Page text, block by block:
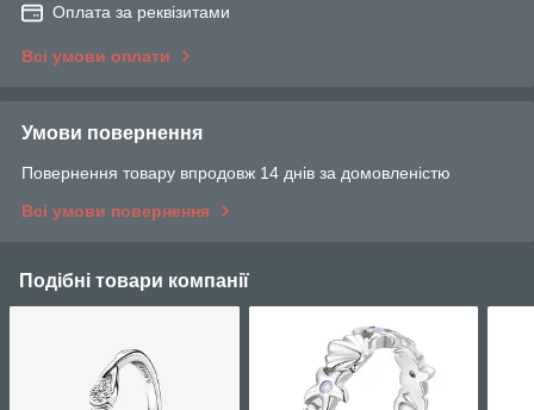
Оплата за реквізитами
Всі умови оплати
Умови повернення
Повернення товару впродовж 14 днів за домовленістю
Всі умови повернення
Подібні товари компанії